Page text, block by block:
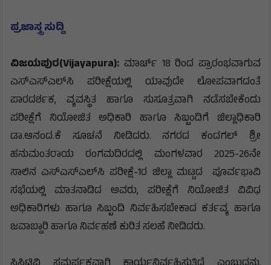
ಪ್ರಜಾಸ್ತ್ರ ಸುದ್ದಿ
ವಿಜಯಪುರ(Vijayapura):ಮಾರ್ಚ್ 18 ರಿಂದ ಪ್ರಾರಂಭವಾಗುವ
ಎಸ್‌ಎಸ್‌ಎಲ್‌ಸಿ ಪರೀಕ್ಷೆಯಲ್ಲಿ ಯಾವುದೇ ಲೋಪವಾಗದಂತೆ
ಪಾರದರ್ಶಕ, ವ್ಯವಸ್ಥಿತ ಹಾಗೂ ಸುಸೂತ್ರವಾಗಿ ನಡೆಸಬೇಕೆಂದು
ಪರೀಕ್ಷೆಗೆ ನಿಯೋಜಿತ ಅಧಿಕಾರಿ ಹಾಗೂ ಸಿಬ್ಬಂದಿಗೆ ಜಿಲ್ಲಾಧಿಕಾರಿ
ಡಾ.ಆನಂದ.ಕೆ ಸೂಚನೆ ನೀಡಿದರು. ನಗರದ ಕಂದಗಲ್ ಶ್ರೀ
ಹನುಮಂತರಾಯ ರಂಗಮದಿರದಲ್ಲಿ ಮಂಗಳವಾರ 2025-26ನೇ
ಸಾಲಿನ ಎಸ್‌ಎಸ್‌ಎಲ್‌ಸಿ ಪರೀಕ್ಷೆ-1ರ ಜಿಲ್ಲಾ ಮಟ್ಟದ ಪೂರ್ವಭಾವಿ
ಸಭೆಯಲ್ಲಿ ಮಾತನಾಡಿದ ಅವರು, ಪರೀಕ್ಷೆಗೆ ನಿಯೋಜಿತ ವಿವಿಧ
ಅಧಿಕಾರಿಗಳು ಹಾಗೂ ಸಿಬ್ಬಂದಿ ನಿರ್ವಹಿಸಬೇಕಾದ ಕರ್ತವ್ಯ ಹಾಗೂ
ಜವಾಬ್ದಾರಿ ಹಾಗೂ ನಿರ್ವಹಣೆ ಕುರಿತ ಸಲಹೆ ನೀಡಿದರು.